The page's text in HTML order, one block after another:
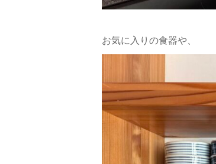
お気に入りの食器や、